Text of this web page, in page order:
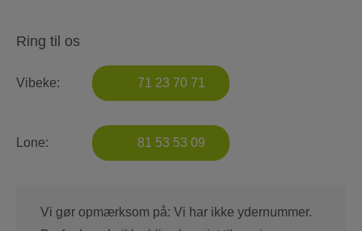
Ring til os
Vibeke: 71 23 70 71
Lone: 81 53 53 09
Vi gør opmærksom på: Vi har ikke ydernummer.